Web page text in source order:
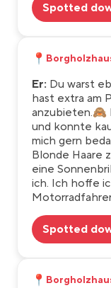
Spotted
📍
Er: Du warst
hast extra am
anzubieten.🙈
und konnte
mich gern
Blonde Haare
eine
ich. Ich hoffe
Spotted
📍